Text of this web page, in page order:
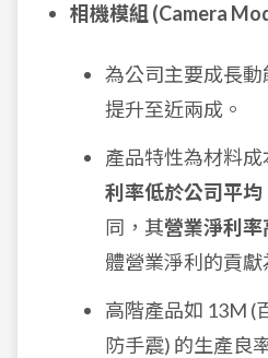
相機模組 (Camera
為公司主要成長
提升至近兩成。
產品特性為材料
利率低於公司平均
同，其營業淨利
體營業淨利的貢獻
高階產品如 13M (
防手震) 的生產良